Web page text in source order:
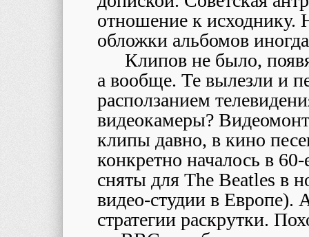
отношение к исходнику.
обложки альбомов
Клипов не было,
а вообще. Те вылезли и
расползанием
видеокамеры?
клипы давно, в кино
конкретно началось в
сняты для The Beatles в
видео-студии в Европе).
стратегии раскрутки.